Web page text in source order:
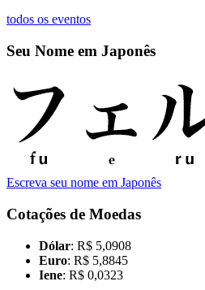
todos os eventos
Seu Nome em Japonês
Escreva seu nome em Japonês
Cotações de Moedas
Dólar: R$ 5,0908
Euro: R$ 5,8845
Iene: R$ 0,0323